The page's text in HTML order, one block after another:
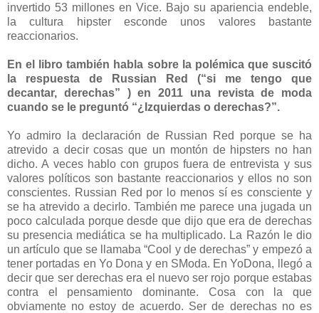
invertido 53 millones en Vice. Bajo su apariencia endeble,
la cultura hipster esconde unos valores bastante
reaccionarios.
En el libro también habla sobre la polémica que suscitó
la respuesta de Russian Red (“si me tengo que
decantar, derechas” ) en 2011 una revista de moda
cuando se le preguntó “¿Izquierdas o derechas?”.
Yo admiro la declaración de Russian Red porque se ha
atrevido a decir cosas que un montón de hipsters no han
dicho. A veces hablo con grupos fuera de entrevista y sus
valores políticos son bastante reaccionarios y ellos no son
conscientes. Russian Red por lo menos sí es consciente y
se ha atrevido a decirlo. También me parece una jugada un
poco calculada porque desde que dijo que era de derechas
su presencia mediática se ha multiplicado. La Razón le dio
un artículo que se llamaba “Cool y de derechas” y empezó a
tener portadas en Yo Dona y en SModa. En YoDona, llegó a
decir que ser derechas era el nuevo ser rojo porque estabas
contra el pensamiento dominante. Cosa con la que
obviamente no estoy de acuerdo. Ser de derechas no es